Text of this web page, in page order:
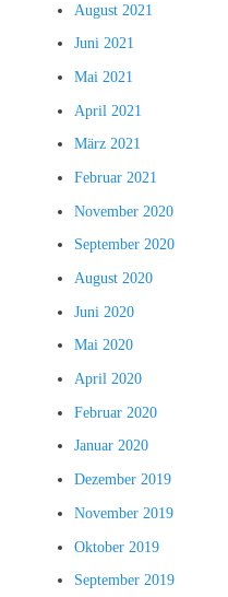
August 2021
Juni 2021
Mai 2021
April 2021
März 2021
Februar 2021
November 2020
September 2020
August 2020
Juni 2020
Mai 2020
April 2020
Februar 2020
Januar 2020
Dezember 2019
November 2019
Oktober 2019
September 2019